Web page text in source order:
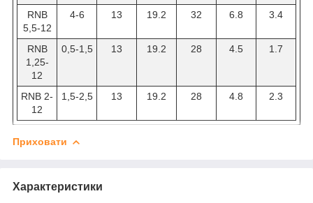
RNB
5,5-12
4-6 13 19.2 32 6.8 3.4
RNB
1,25-
12
0,5-1,5 13 19.2 28 4.5 1.7
RNB 2-
12
1,5-2,5 13 19.2 28 4.8 2.3
Приховати
Характеристики